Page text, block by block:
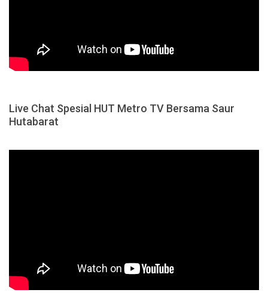
Live Chat Spesial HUT Metro TV Bersama Saur
Hutabarat